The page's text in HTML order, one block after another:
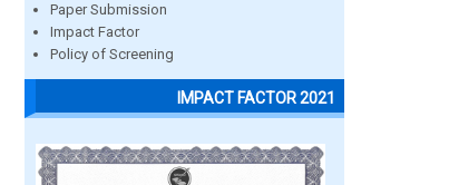
Paper Submission
Impact Factor
Policy of Screening
IMPACT FACTOR 2021